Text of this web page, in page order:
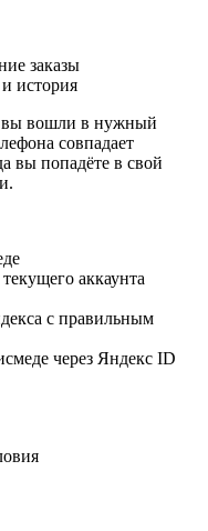
заказы
история
вы вошли в нужный
совпадает
вы попадёте в свой
аккаунта
с правильным
через Яндекс ID